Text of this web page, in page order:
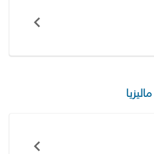
ماليزيا